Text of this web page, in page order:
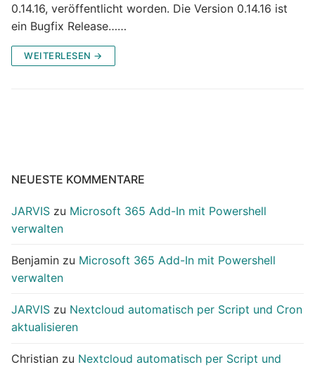
0.14.16, veröffentlicht worden. Die Version 0.14.16 ist
ein Bugfix Release……
WEITERLESEN →
NEUESTE KOMMENTARE
JARVIS zu Microsoft 365 Add-In mit Powershell
verwalten
Benjamin zu Microsoft 365 Add-In mit Powershell
verwalten
JARVIS zu Nextcloud automatisch per Script und Cron
aktualisieren
Christian zu Nextcloud automatisch per Script und